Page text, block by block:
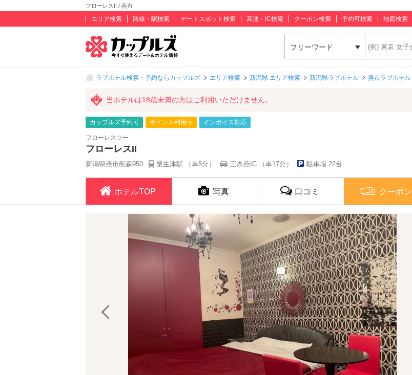
フローレスII / 燕市
エリア検索 路線・駅検索 デートスポット検索 高速・IC検索 クーポン検索 予約可検索 地図検索
フリーワード
ラブホテル検索・予約ならカップルズ エリア検索 新潟県 エリア検索 新潟県ラブホテル 燕市ラブホテル
当ホテルは18歳未満の方はご利用いただけません。
カップルズ予約可 ポイント利用可 インボイス対応
フローレスツー
フローレスII
新潟県燕市熊森950 粟生津駅 （車5分） 三条燕IC （車17分） 駐車場:22台
ホテルTOP 写真 口コミ クーポン